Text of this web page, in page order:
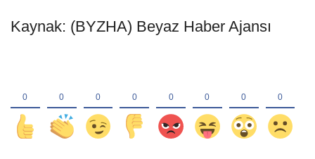
Kaynak: (BYZHA) Beyaz Haber Ajansı